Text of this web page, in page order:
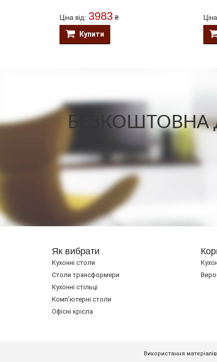
Ціна від: 3983 ₴
Купити
БЕЗКОШТОВНА
Як вибрати
Кухонні столи
Cтоли трансформери
Кухонні стільці
Комп'ютерні столи
Офісні крісла
Використання